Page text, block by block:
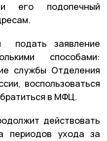
его подопечный
подать заявление
способами:
службы Отделения
воспользоваться
в МФЦ.
действовать
периодов ухода за